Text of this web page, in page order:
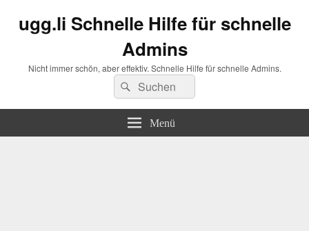
ugg.li Schnelle Hilfe für schnelle
Admins
Nicht immer schön, aber effektiv. Schnelle Hilfe für schnelle Admins.
Suchen
nach:
Suchen
Menü